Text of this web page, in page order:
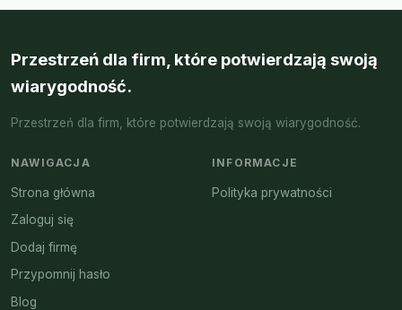
Przestrzeń dla firm, które potwierdzają swoją
wiarygodność.
Przestrzeń dla firm, które potwierdzają swoją wiarygodność.
NAWIGACJA
Strona główna
Zaloguj się
Dodaj firmę
Przypomnij hasło
Blog
INFORMACJE
Polityka prywatności